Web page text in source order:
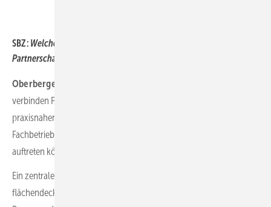
SBZ:Welche Funktion erfüllt ­Richter + Frenzel in dieser
Partnerschaft, wenn man über das Produkt hinausblickt?
Oberberger:
verbinden Produktverfügbarkeit mit persönlicher Beratung,
praxisnahen Schulungen und Qualifizierungsangeboten, damit
Fachbetriebe sich gezielt weiterbilden und als zertifizierte Partner
auftreten können.
Ein zentraler Faktor ist zudem unsere leistungsfähige Logistik, wie
flächendeckende Verfügbarkeit, kurze Lieferzeiten und verlässliche